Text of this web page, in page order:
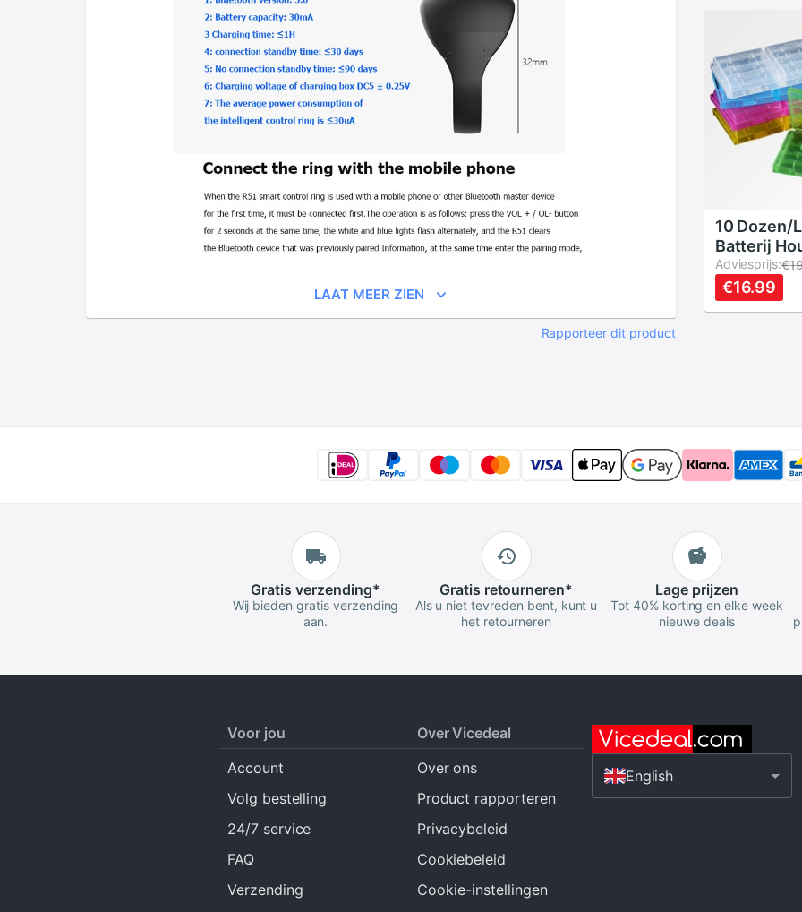
LAAT MEER ZIEN
Rapporteer dit product
Batterij
10 Dozen/
Batterij
Organizer
Voor Aa
Adviesprijs:
€16.99
Gratis verzending*
Wij bieden gratis verzending
aan.
Gratis retourneren*
Als u niet tevreden bent, kunt u
het retourneren
Lage prijzen
Tot 40% korting en elke week
nieuwe deals
Voor jou
Account
Volg bestelling
24/7 service
FAQ
Verzending
Over Vicedeal
Over ons
Product rapporteren
Privacybeleid
Cookiebeleid
Cookie-instellingen
English